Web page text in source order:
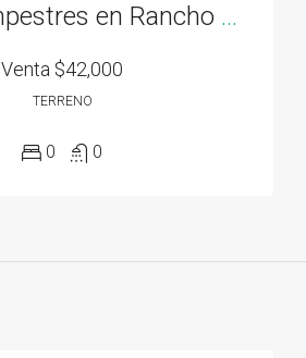
Lotes Campestres en Rancho Los Sueños desde 700M2, El Espave, Chame
Venta $42,000
TERRENO
0 0